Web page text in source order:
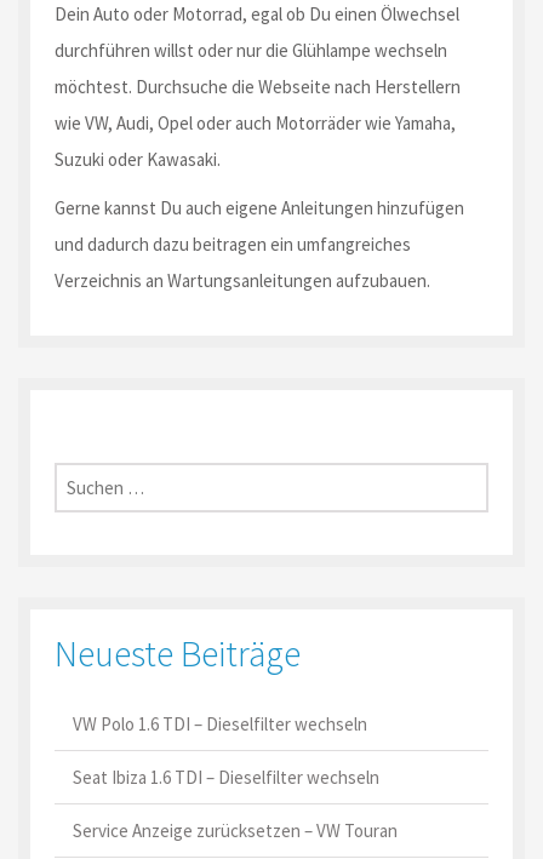
Dein Auto oder Motorrad, egal ob Du einen Ölwechsel
durchführen willst oder nur die Glühlampe wechseln
möchtest. Durchsuche die Webseite nach Herstellern
wie VW, Audi, Opel oder auch Motorräder wie Yamaha,
Suzuki oder Kawasaki.
Gerne kannst Du auch eigene Anleitungen hinzufügen
und dadurch dazu beitragen ein umfangreiches
Verzeichnis an Wartungsanleitungen aufzubauen.
Suche
nach:
Neueste Beiträge
VW Polo 1.6 TDI – Dieselfilter wechseln
Seat Ibiza 1.6 TDI – Dieselfilter wechseln
Service Anzeige zurücksetzen – VW Touran